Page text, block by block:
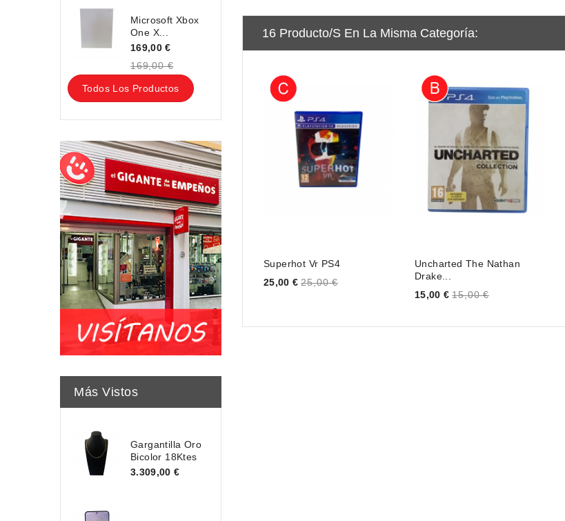
Microsoft Xbox
One X...
169,00 €
169,00 €
Todos Los Productos
Más Vistos
Gargantilla Oro
Bicolor 18Ktes
3.309,00 €
16 Producto/s En La Misma Categoría:
Superhot Vr PS4
Price
25,00 € 25,00 €
Uncharted The Nathan
Drake...
Price
15,00 € 15,00 €